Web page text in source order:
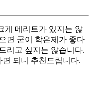
게 메리트가 있지는 않
면 굳이 학은제가 좋다
리고 싶지는 않습니다.
되니 추천드립니다.